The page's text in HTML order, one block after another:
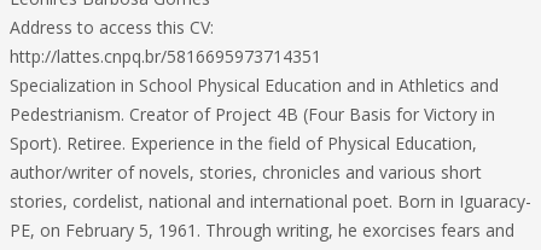
Address to access this CV:
http://lattes.cnpq.br/5816695973714351
Specialization in School Physical Education and in Athletics and
Pedestrianism. Creator of Project 4B (Four Basis for Victory in
Sport). Retiree. Experience in the field of Physical Education,
author/writer of novels, stories, chronicles and various short
stories, cordelist, national and international poet. Born in Iguaracy-
PE, on February 5, 1961. Through writing, he exorcises fears and